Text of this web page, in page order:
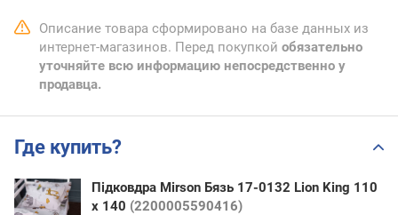
Описание товара сформировано на базе данных из
интернет-магазинов. Перед покупкой обязательно
уточняйте всю информацию непосредственно у
продавца.
Где купить?
Підковдра Mirson Бязь 17-0132 Lion King 110
х 140 (2200005590416)